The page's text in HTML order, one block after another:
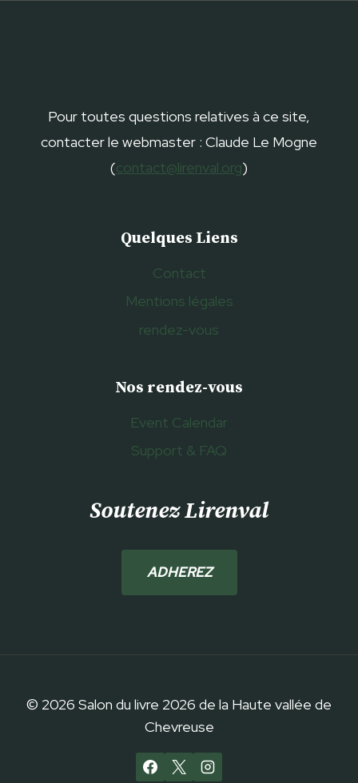
Pour toutes questions relatives à ce site,
contacter le webmaster : Claude Le Mogne
(contact@lirenval.org)
Quelques Liens
Contact
Mentions légales
rendez-vous
Nos rendez-vous
Event Calendar
Support & FAQ
Soutenez Lirenval
ADHEREZ
© 2026 Salon du livre 2026 de la Haute vallée de
Chevreuse